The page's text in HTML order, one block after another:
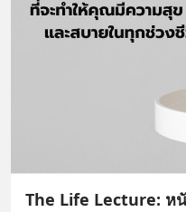
The Life Lecture: ห